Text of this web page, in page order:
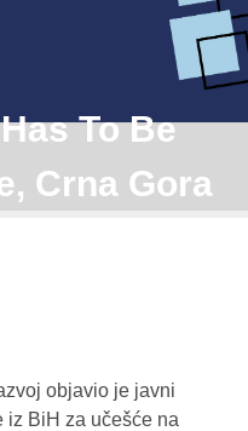
To Be
Crna Gora
objavio je javni
iz BiH za učešće na